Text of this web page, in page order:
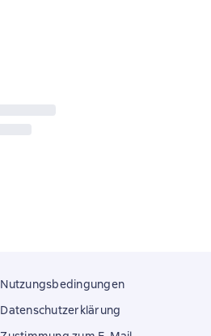
Nutzungsbedingungen
Datenschutzerklärung